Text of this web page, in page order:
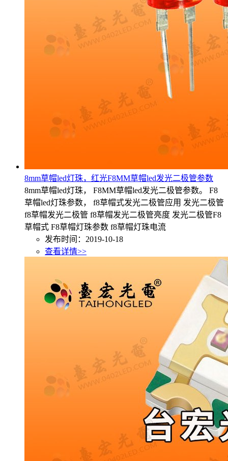
8mm草帽led灯珠，红光F8MM草帽led发光二极管参数
8mm草帽led灯珠， F8MM草帽led发光二极管参数。 F8
草帽led灯珠参数， f8草帽式发光二极管应用 发光二极管
f8草帽发光二极管 f8草帽发光二极管亮度 发光二极管F8
草帽式 F8草帽灯珠参数 f8草帽灯珠电流
发布时间：2019-10-18
查看详情>>